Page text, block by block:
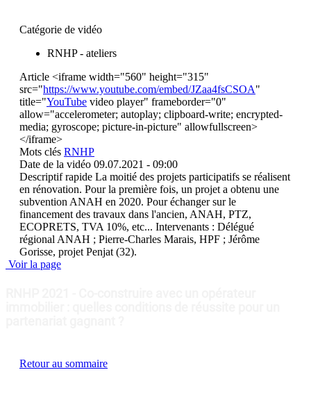
Catégorie de vidéo
RNHP - ateliers
Article <iframe width="560" height="315"
src="https://www.youtube.com/embed/JZaa4fsCSOA"
title="YouTube video player" frameborder="0"
allow="accelerometer; autoplay; clipboard-write; encrypted-
media; gyroscope; picture-in-picture" allowfullscreen>
</iframe>
Mots clés RNHP
Date de la vidéo 09.07.2021 - 09:00
Descriptif rapide La moitié des projets participatifs se réalisent
en rénovation. Pour la première fois, un projet a obtenu une
subvention ANAH en 2020. Pour échanger sur le
financement des travaux dans l'ancien, ANAH, PTZ,
ECOPRETS, TVA 10%, etc... Intervenants : Délégué
régional ANAH ; Pierre-Charles Marais, HPF ; Jérôme
Gorisse, projet Penjat (32).
Voir la page
Retour au sommaire